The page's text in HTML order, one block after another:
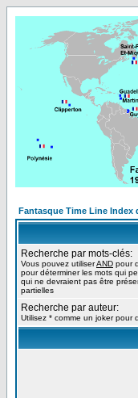
Fantasque Time Line Index
Recherche par mots-clés:
Vous pouvez utiliserAND pour
pour déterminer les mots qui
qui ne devraient pas être
partielles
Recherche par auteur:
Utilisez * comme un joker pour